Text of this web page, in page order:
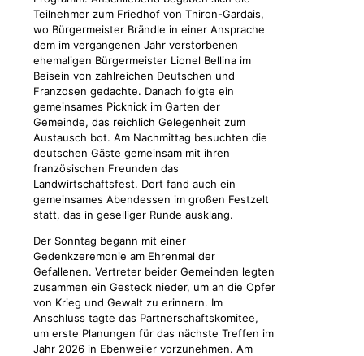
Teilnehmer zum Friedhof von Thiron-Gardais,
wo Bürgermeister Brändle in einer Ansprache
dem im vergangenen Jahr verstorbenen
ehemaligen Bürgermeister Lionel Bellina im
Beisein von zahlreichen Deutschen und
Franzosen gedachte. Danach folgte ein
gemeinsames Picknick im Garten der
Gemeinde, das reichlich Gelegenheit zum
Austausch bot. Am Nachmittag besuchten die
deutschen Gäste gemeinsam mit ihren
französischen Freunden das
Landwirtschaftsfest. Dort fand auch ein
gemeinsames Abendessen im großen Festzelt
statt, das in geselliger Runde ausklang.
Der Sonntag begann mit einer
Gedenkzeremonie am Ehrenmal der
Gefallenen. Vertreter beider Gemeinden legten
zusammen ein Gesteck nieder, um an die Opfer
von Krieg und Gewalt zu erinnern. Im
Anschluss tagte das Partnerschaftskomitee,
um erste Planungen für das nächste Treffen im
Jahr 2026 in Ebenweiler vorzunehmen. Am